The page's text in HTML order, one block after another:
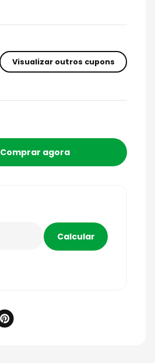
Visualizar outros cupons
Comprar agora